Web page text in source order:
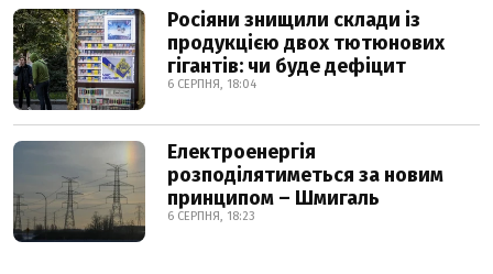
Росіяни знищили склади із
продукцією двох тютюнових
гігантів: чи буде дефіцит
6 СЕРПНЯ, 18:04
Електроенергія
розподілятиметься за новим
принципом – Шмигаль
6 СЕРПНЯ, 18:23